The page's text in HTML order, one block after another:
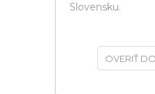
Slovensku.
OVERIŤ